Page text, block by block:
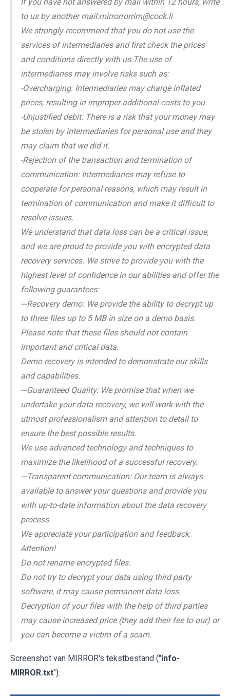
to us by another mail:mirrorrorrim@cock.li
We strongly recommend that you do not use the
services of intermediaries and first check the prices
and conditions directly with us.The use of
intermediaries may involve risks such as:
-Overcharging: Intermediaries may charge inflated
prices, resulting in improper additional costs to you.
-Unjustified debit: There is a risk that your money may
be stolen by intermediaries for personal use and they
may claim that we did it.
-Rejection of the transaction and termination of
communication: Intermediaries may refuse to
cooperate for personal reasons, which may result in
termination of communication and make it difficult to
resolve issues.
We understand that data loss can be a critical issue,
and we are proud to provide you with encrypted data
recovery services. We strive to provide you with the
highest level of confidence in our abilities and offer the
following guarantees:
---Recovery demo: We provide the ability to decrypt up
to three files up to 5 MB in size on a demo basis.
Please note that these files should not contain
important and critical data.
Demo recovery is intended to demonstrate our skills
and capabilities.
---Guaranteed Quality: We promise that when we
undertake your data recovery, we will work with the
utmost professionalism and attention to detail to
ensure the best possible results.
We use advanced technology and techniques to
maximize the likelihood of a successful recovery.
---Transparent communication: Our team is always
available to answer your questions and provide you
with up-to-date information about the data recovery
process.
We appreciate your participation and feedback.
Attention!
Do not rename encrypted files.
Do not try to decrypt your data using third party
software, it may cause permanent data loss.
Decryption of your files with the help of third parties
may cause increased price (they add their fee to our) or
you can become a victim of a scam.
Screenshot van MIRROR's tekstbestand ("info-
MIRROR.txt"):